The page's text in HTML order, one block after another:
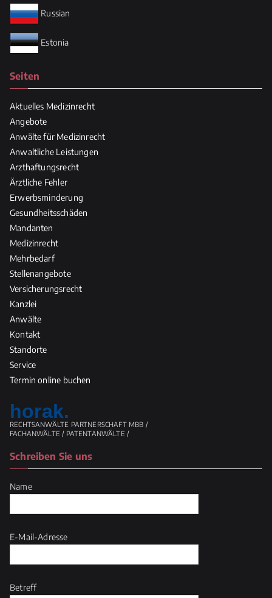
Russian
Estonia
Seiten
Aktuelles Medizinrecht
Angebote
Anwälte für Medizinrecht
Anwaltliche Leistungen
Arzthaftungsrecht
Ärztliche Fehler
Erwerbsminderung
Gesundheitsschäden
Mandanten
Medizinrecht
Mehrbedarf
Stellenangebote
Versicherungsrecht
Kanzlei
Anwälte
Kontakt
Standorte
Service
Termin online buchen
horak.
RECHTSANWÄLTE PARTNERSCHAFT MBB /
FACHANWÄLTE / PATENTANWÄLTE /
Schreiben Sie uns
Name
E-Mail-Adresse
Betreff